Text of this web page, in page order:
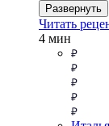
Развернуть
Читать
4 мин